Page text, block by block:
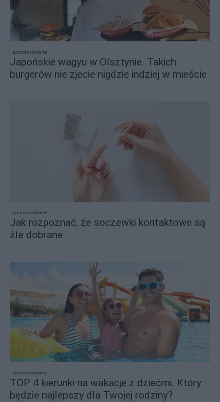
sponsorowane
Japońskie wagyu w Olsztynie. Takich
burgerów nie zjecie nigdzie indziej w mieście
sponsorowane
Jak rozpoznać, że soczewki kontaktowe są
źle dobrane
sponsorowane
TOP 4 kierunki na wakacje z dziećmi. Który
będzie najlepszy dla Twojej rodziny?